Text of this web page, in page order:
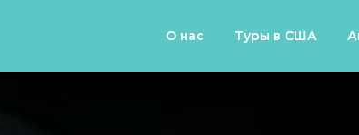
О нас Туры в США